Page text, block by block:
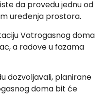
da provedu jednu od
uređenja prostora.
Vatrogasnog doma
a radove u fazama
dozvoljavali, planirane
doma bit će